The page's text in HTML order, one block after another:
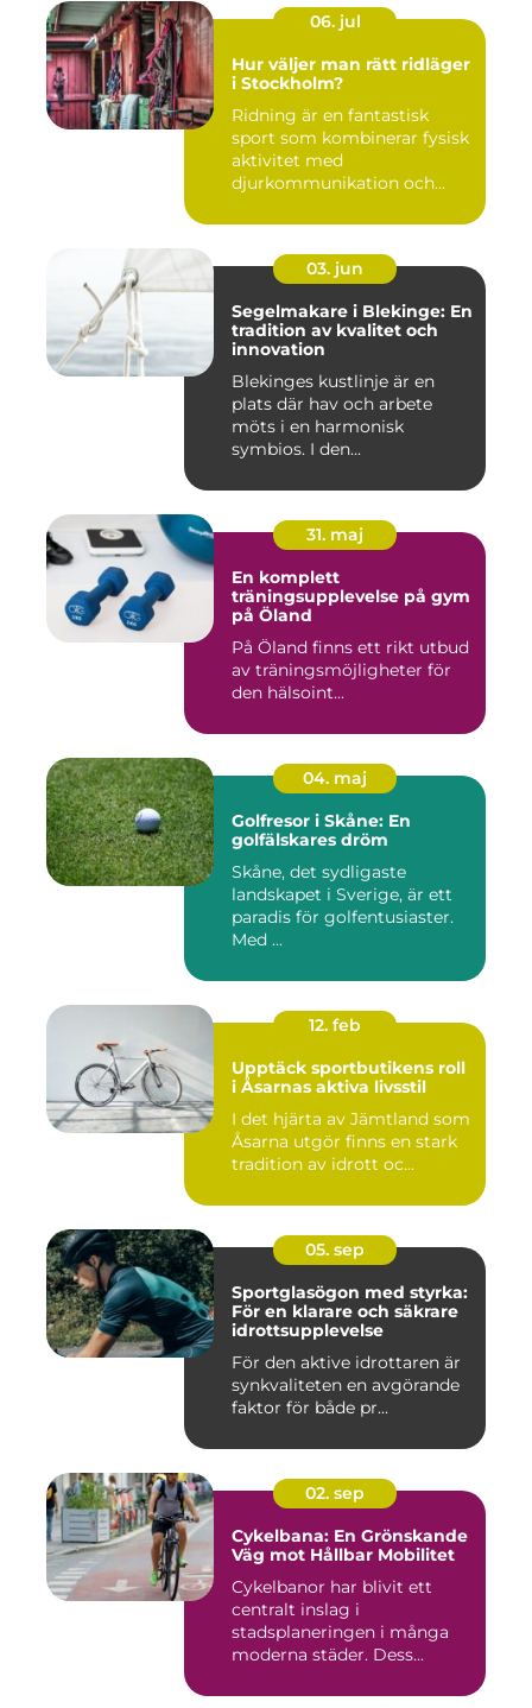
06. jul
Hur väljer man rätt ridläger
i Stockholm?
Ridning är en fantastisk
sport som kombinerar fysisk
aktivitet med
djurkommunikation och
03. jun
Segelmakare i Blekinge: En
tradition av kvalitet och
innovation
Blekinges kustlinje är en
plats där hav och arbete
möts i en harmonisk
symbios. I den...
31. maj
En komplett
träningsupplevelse på gym
på Öland
På Öland finns ett rikt utbud
av träningsmöjligheter för
den hälsoint...
04. maj
Golfresor i Skåne: En
golfälskares dröm
Skåne, det sydligaste
landskapet i Sverige, är ett
paradis för golfentusiaster.
Med ...
12. feb
Upptäck sportbutikens roll
i Åsarnas aktiva livsstil
I det hjärta av Jämtland som
Åsarna utgör finns en stark
tradition av idrott oc...
05. sep
Sportglasögon med styrka:
För en klarare och säkrare
idrottsupplevelse
För den aktive idrottaren är
synkvaliteten en avgörande
faktor för både pr...
02. sep
Cykelbana: En Grönskande
Väg mot Hållbar Mobilitet
Cykelbanor har blivit ett
centralt inslag i
stadsplaneringen i många
moderna städer. Dess...